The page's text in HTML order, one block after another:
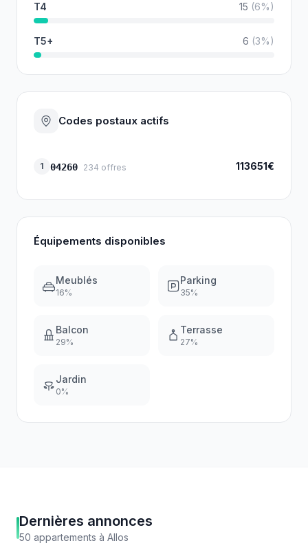
T4 15 (6%)
T5+ 6 (3%)
Codes postaux actifs
1 04260 234 offres 113651€
Équipements disponibles
Meublés
16%
Parking
35%
Balcon
29%
Terrasse
27%
Jardin
0%
Dernières annonces
50 appartements à Allos